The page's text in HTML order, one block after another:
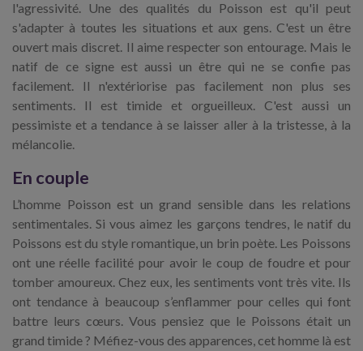
l'agressivité. Une des qualités du Poisson est qu'il peut
s'adapter à toutes les situations et aux gens. C'est un être
ouvert mais discret. Il aime respecter son entourage. Mais le
natif de ce signe est aussi un être qui ne se confie pas
facilement. Il n'extériorise pas facilement non plus ses
sentiments. Il est timide et orgueilleux. C'est aussi un
pessimiste et a tendance à se laisser aller à la tristesse, à la
mélancolie.
En couple
L’homme Poisson est un grand sensible dans les relations
sentimentales. Si vous aimez les garçons tendres, le natif du
Poissons est du style romantique, un brin poète. Les Poissons
ont une réelle facilité pour avoir le coup de foudre et pour
tomber amoureux. Chez eux, les sentiments vont très vite. Ils
ont tendance à beaucoup s’enflammer pour celles qui font
battre leurs cœurs. Vous pensiez que le Poissons était un
grand timide ? Méfiez-vous des apparences, cet homme là est